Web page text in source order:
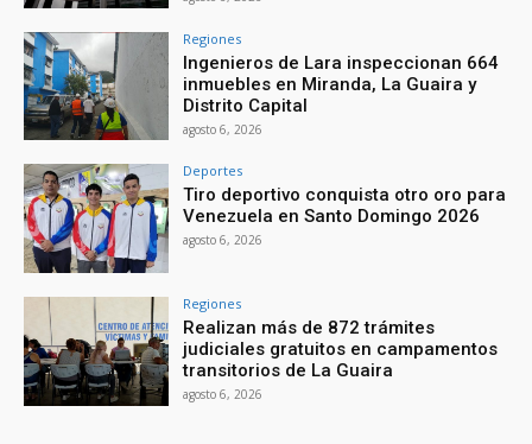
Regiones
Ingenieros de Lara inspeccionan 664
inmuebles en Miranda, La Guaira y
Distrito Capital
agosto 6, 2026
Deportes
Tiro deportivo conquista otro oro para
Venezuela en Santo Domingo 2026
agosto 6, 2026
Regiones
Realizan más de 872 trámites
judiciales gratuitos en campamentos
transitorios de La Guaira
agosto 6, 2026